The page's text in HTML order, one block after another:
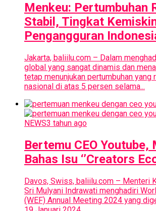
Menkeu: Pertumbuhan
Stabil, Tingkat
Pengangguran
Jakarta, baliilu.com – Dalam
global yang sangat dinamis dan
tetap menunjukan pertumbuhan
nasional di atas 5 persen selama...
NEWS3 tahun ago
Bertemu CEO Youtube,
Bahas Isu ‘’Creators
Davos, Swiss, baliilu.com – Menteri
Sri Mulyani Indrawati menghadiri
(WEF) Annual Meeting 2024 yang